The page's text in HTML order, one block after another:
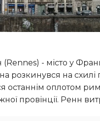
розкинувся на схилі
останнім оплотом
провінції. Ренн